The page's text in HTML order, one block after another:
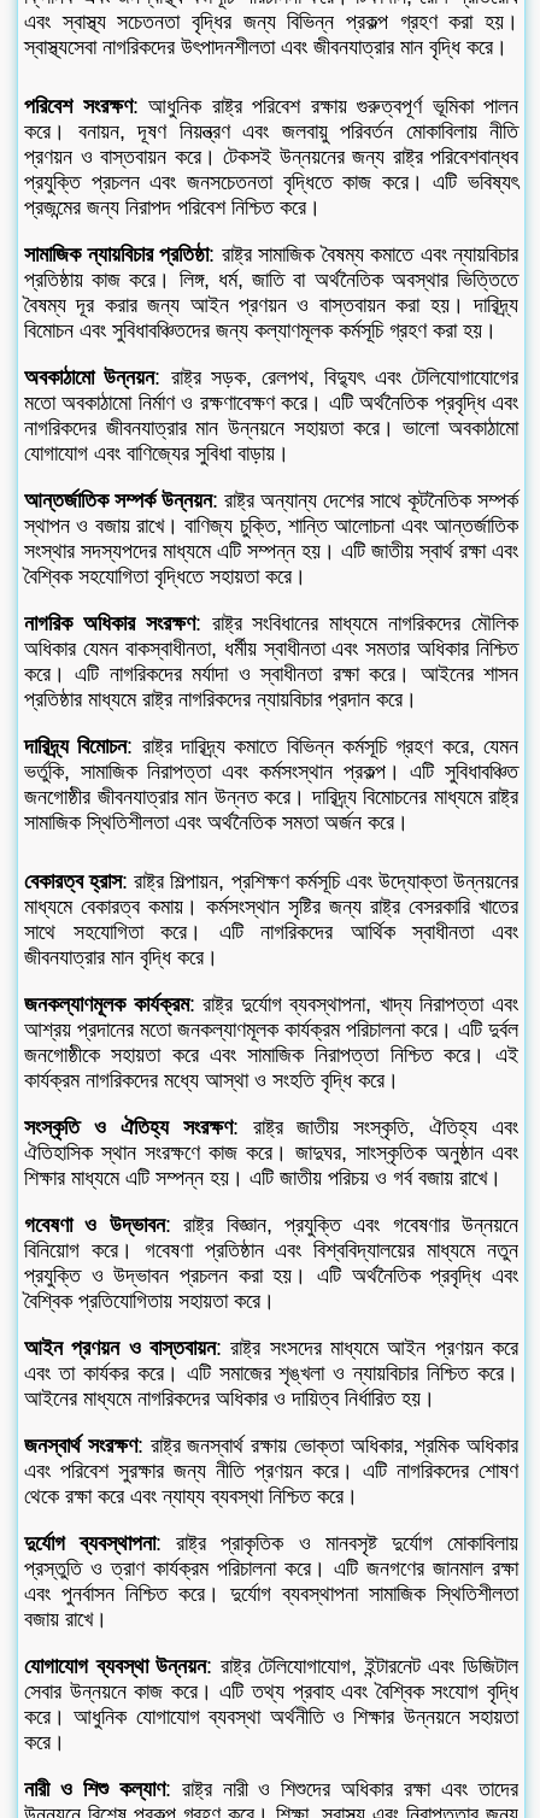
এবং স্বাস্থ্য সচেতনতা বৃদ্ধির জন্য বিভিন্ন প্রকল্প গ্রহণ করা হয়।
স্বাস্থ্যসেবা নাগরিকদের উৎপাদনশীলতা এবং জীবনযাত্রার মান বৃদ্ধি করে।
পরিবেশ সংরক্ষণ: আধুনিক রাষ্ট্র পরিবেশ রক্ষায় গুরুত্বপূর্ণ ভূমিকা পালন
করে। বনায়ন, দূষণ নিয়ন্ত্রণ এবং জলবায়ু পরিবর্তন মোকাবিলায় নীতি
প্রণয়ন ও বাস্তবায়ন করে। টেকসই উন্নয়নের জন্য রাষ্ট্র পরিবেশবান্ধব
প্রযুক্তি প্রচলন এবং জনসচেতনতা বৃদ্ধিতে কাজ করে। এটি ভবিষ্যৎ
প্রজন্মের জন্য নিরাপদ পরিবেশ নিশ্চিত করে।
সামাজিক ন্যায়বিচার প্রতিষ্ঠা: রাষ্ট্র সামাজিক বৈষম্য কমাতে এবং ন্যায়বিচার
প্রতিষ্ঠায় কাজ করে। লিঙ্গ, ধর্ম, জাতি বা অর্থনৈতিক অবস্থার ভিত্তিতে
বৈষম্য দূর করার জন্য আইন প্রণয়ন ও বাস্তবায়ন করা হয়। দারিদ্র্য
বিমোচন এবং সুবিধাবঞ্চিতদের জন্য কল্যাণমূলক কর্মসূচি গ্রহণ করা হয়।
অবকাঠামো উন্নয়ন: রাষ্ট্র সড়ক, রেলপথ, বিদ্যুৎ এবং টেলিযোগাযোগের
মতো অবকাঠামো নির্মাণ ও রক্ষণাবেক্ষণ করে। এটি অর্থনৈতিক প্রবৃদ্ধি এবং
নাগরিকদের জীবনযাত্রার মান উন্নয়নে সহায়তা করে। ভালো অবকাঠামো
যোগাযোগ এবং বাণিজ্যের সুবিধা বাড়ায়।
আন্তর্জাতিক সম্পর্ক উন্নয়ন: রাষ্ট্র অন্যান্য দেশের সাথে কূটনৈতিক সম্পর্ক
স্থাপন ও বজায় রাখে। বাণিজ্য চুক্তি, শান্তি আলোচনা এবং আন্তর্জাতিক
সংস্থার সদস্যপদের মাধ্যমে এটি সম্পন্ন হয়। এটি জাতীয় স্বার্থ রক্ষা এবং
বৈশ্বিক সহযোগিতা বৃদ্ধিতে সহায়তা করে।
নাগরিক অধিকার সংরক্ষণ: রাষ্ট্র সংবিধানের মাধ্যমে নাগরিকদের মৌলিক
অধিকার যেমন বাকস্বাধীনতা, ধর্মীয় স্বাধীনতা এবং সমতার অধিকার নিশ্চিত
করে। এটি নাগরিকদের মর্যাদা ও স্বাধীনতা রক্ষা করে। আইনের শাসন
প্রতিষ্ঠার মাধ্যমে রাষ্ট্র নাগরিকদের ন্যায়বিচার প্রদান করে।
দারিদ্র্য বিমোচন: রাষ্ট্র দারিদ্র্য কমাতে বিভিন্ন কর্মসূচি গ্রহণ করে, যেমন
ভর্তুকি, সামাজিক নিরাপত্তা এবং কর্মসংস্থান প্রকল্প। এটি সুবিধাবঞ্চিত
জনগোষ্ঠীর জীবনযাত্রার মান উন্নত করে। দারিদ্র্য বিমোচনের মাধ্যমে রাষ্ট্র
সামাজিক স্থিতিশীলতা এবং অর্থনৈতিক সমতা অর্জন করে।
বেকারত্ব হ্রাস: রাষ্ট্র শিল্পায়ন, প্রশিক্ষণ কর্মসূচি এবং উদ্যোক্তা উন্নয়নের
মাধ্যমে বেকারত্ব কমায়। কর্মসংস্থান সৃষ্টির জন্য রাষ্ট্র বেসরকারি খাতের
সাথে সহযোগিতা করে। এটি নাগরিকদের আর্থিক স্বাধীনতা এবং
জীবনযাত্রার মান বৃদ্ধি করে।
জনকল্যাণমূলক কার্যক্রম: রাষ্ট্র দুর্যোগ ব্যবস্থাপনা, খাদ্য নিরাপত্তা এবং
আশ্রয় প্রদানের মতো জনকল্যাণমূলক কার্যক্রম পরিচালনা করে। এটি দুর্বল
জনগোষ্ঠীকে সহায়তা করে এবং সামাজিক নিরাপত্তা নিশ্চিত করে। এই
কার্যক্রম নাগরিকদের মধ্যে আস্থা ও সংহতি বৃদ্ধি করে।
সংস্কৃতি ও ঐতিহ্য সংরক্ষণ: রাষ্ট্র জাতীয় সংস্কৃতি, ঐতিহ্য এবং
ঐতিহাসিক স্থান সংরক্ষণে কাজ করে। জাদুঘর, সাংস্কৃতিক অনুষ্ঠান এবং
শিক্ষার মাধ্যমে এটি সম্পন্ন হয়। এটি জাতীয় পরিচয় ও গর্ব বজায় রাখে।
গবেষণা ও উদ্ভাবন: রাষ্ট্র বিজ্ঞান, প্রযুক্তি এবং গবেষণার উন্নয়নে
বিনিয়োগ করে। গবেষণা প্রতিষ্ঠান এবং বিশ্ববিদ্যালয়ের মাধ্যমে নতুন
প্রযুক্তি ও উদ্ভাবন প্রচলন করা হয়। এটি অর্থনৈতিক প্রবৃদ্ধি এবং
বৈশ্বিক প্রতিযোগিতায় সহায়তা করে।
আইন প্রণয়ন ও বাস্তবায়ন: রাষ্ট্র সংসদের মাধ্যমে আইন প্রণয়ন করে
এবং তা কার্যকর করে। এটি সমাজের শৃঙ্খলা ও ন্যায়বিচার নিশ্চিত করে।
আইনের মাধ্যমে নাগরিকদের অধিকার ও দায়িত্ব নির্ধারিত হয়।
জনস্বার্থ সংরক্ষণ: রাষ্ট্র জনস্বার্থ রক্ষায় ভোক্তা অধিকার, শ্রমিক অধিকার
এবং পরিবেশ সুরক্ষার জন্য নীতি প্রণয়ন করে। এটি নাগরিকদের শোষণ
থেকে রক্ষা করে এবং ন্যায্য ব্যবস্থা নিশ্চিত করে।
দুর্যোগ ব্যবস্থাপনা: রাষ্ট্র প্রাকৃতিক ও মানবসৃষ্ট দুর্যোগ মোকাবিলায়
প্রস্তুতি ও ত্রাণ কার্যক্রম পরিচালনা করে। এটি জনগণের জানমাল রক্ষা
এবং পুনর্বাসন নিশ্চিত করে। দুর্যোগ ব্যবস্থাপনা সামাজিক স্থিতিশীলতা
বজায় রাখে।
যোগাযোগ ব্যবস্থা উন্নয়ন: রাষ্ট্র টেলিযোগাযোগ, ইন্টারনেট এবং ডিজিটাল
সেবার উন্নয়নে কাজ করে। এটি তথ্য প্রবাহ এবং বৈশ্বিক সংযোগ বৃদ্ধি
করে। আধুনিক যোগাযোগ ব্যবস্থা অর্থনীতি ও শিক্ষার উন্নয়নে সহায়তা
করে।
নারী ও শিশু কল্যাণ: রাষ্ট্র নারী ও শিশুদের অধিকার রক্ষা এবং তাদের